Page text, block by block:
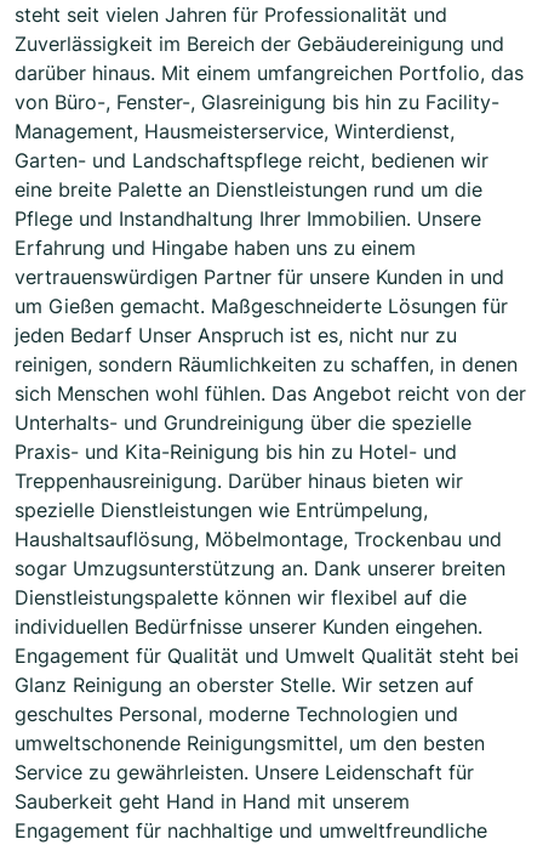
steht seit vielen Jahren für Professionalität und
Zuverlässigkeit im Bereich der Gebäudereinigung und
darüber hinaus. Mit einem umfangreichen Portfolio, das
von Büro-, Fenster-, Glasreinigung bis hin zu Facility-
Management, Hausmeisterservice, Winterdienst,
Garten- und Landschaftspflege reicht, bedienen wir
eine breite Palette an Dienstleistungen rund um die
Pflege und Instandhaltung Ihrer Immobilien. Unsere
Erfahrung und Hingabe haben uns zu einem
vertrauenswürdigen Partner für unsere Kunden in und
um Gießen gemacht. Maßgeschneiderte Lösungen für
jeden Bedarf Unser Anspruch ist es, nicht nur zu
reinigen, sondern Räumlichkeiten zu schaffen, in denen
sich Menschen wohl fühlen. Das Angebot reicht von der
Unterhalts- und Grundreinigung über die spezielle
Praxis- und Kita-Reinigung bis hin zu Hotel- und
Treppenhausreinigung. Darüber hinaus bieten wir
spezielle Dienstleistungen wie Entrümpelung,
Haushaltsauflösung, Möbelmontage, Trockenbau und
sogar Umzugsunterstützung an. Dank unserer breiten
Dienstleistungspalette können wir flexibel auf die
individuellen Bedürfnisse unserer Kunden eingehen.
Engagement für Qualität und Umwelt Qualität steht bei
Glanz Reinigung an oberster Stelle. Wir setzen auf
geschultes Personal, moderne Technologien und
umweltschonende Reinigungsmittel, um den besten
Service zu gewährleisten. Unsere Leidenschaft für
Sauberkeit geht Hand in Hand mit unserem
Engagement für nachhaltige und umweltfreundliche